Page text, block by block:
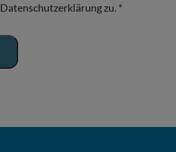
Datenschutzerklärungzu. *